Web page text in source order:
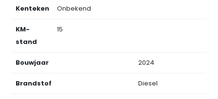
Kenteken Onbekend
KM-
stand
15
Bouwjaar 2024
Brandstof Diesel